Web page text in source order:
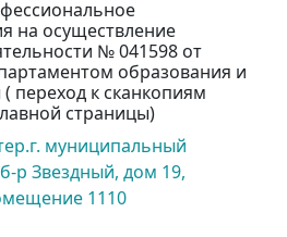
на осуществление
№ 041598 от
образования и
переход к сканкопиям
страницы)
муниципальный
р Звездный, дом 19,
1110